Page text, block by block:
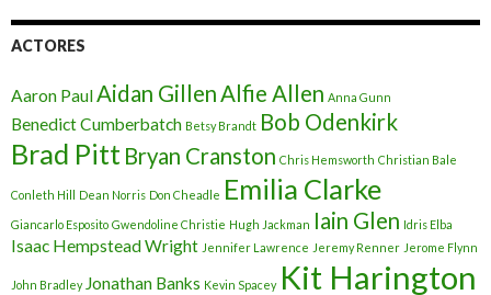
ACTORES
Aaron PaulAidan GillenAlfie Allen Anna Gunn
Benedict Cumberbatch Betsy Brandt Bob Odenkirk
Brad Pitt Bryan Cranston Chris Hemsworth Christian Bale
Conleth Hill Dean Norris Don Cheadle Emilia Clarke
Giancarlo Esposito Gwendoline Christie Hugh Jackman Iain Glen Idris Elba
Isaac Hempstead Wright Jennifer Lawrence Jeremy Renner Jerome Flynn
John Bradley Jonathan Banks Kevin Spacey Kit Harington